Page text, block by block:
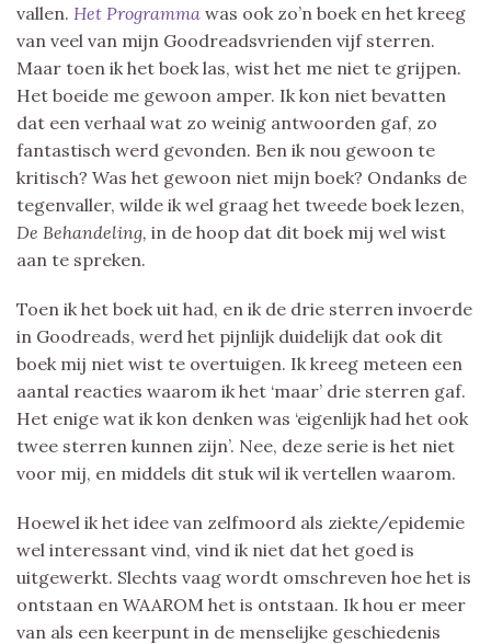
vallen. Het Programma was ook zo’n boek en het kreeg
van veel van mijn Goodreadsvrienden vijf sterren.
Maar toen ik het boek las, wist het me niet te grijpen.
Het boeide me gewoon amper. Ik kon niet bevatten
dat een verhaal wat zo weinig antwoorden gaf, zo
fantastisch werd gevonden. Ben ik nou gewoon te
kritisch? Was het gewoon niet mijn boek? Ondanks de
tegenvaller, wilde ik wel graag het tweede boek lezen,
De Behandeling, in de hoop dat dit boek mij wel wist
aan te spreken.
Toen ik het boek uit had, en ik de drie sterren invoerde
in Goodreads, werd het pijnlijk duidelijk dat ook dit
boek mij niet wist te overtuigen. Ik kreeg meteen een
aantal reacties waarom ik het ‘maar’ drie sterren gaf.
Het enige wat ik kon denken was ‘eigenlijk had het ook
twee sterren kunnen zijn’. Nee, deze serie is het niet
voor mij, en middels dit stuk wil ik vertellen waarom.
Hoewel ik het idee van zelfmoord als ziekte/epidemie
wel interessant vind, vind ik niet dat het goed is
uitgewerkt. Slechts vaag wordt omschreven hoe het is
ontstaan en WAAROM het is ontstaan. Ik hou er meer
van als een keerpunt in de menselijke geschiedenis